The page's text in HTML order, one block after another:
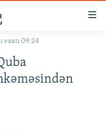
vaxtı 09:24